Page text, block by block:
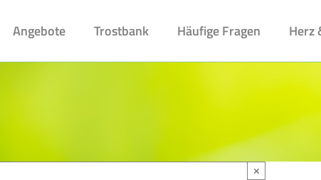
Angebote Trostbank Häufige Fragen Herz
×